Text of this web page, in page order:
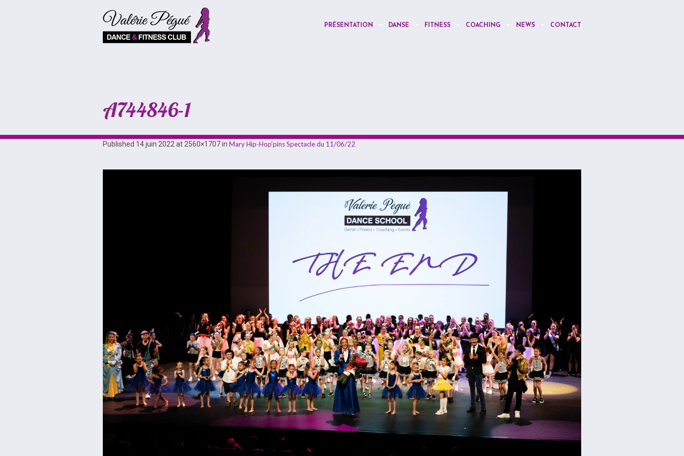
PRÉSENTATION DANSE FITNESS COACHING NEWS CONTACT
A744846-1
Published 14 juin 2022 at 2560×1707 in Mary Hip-Hop’pins Spectacle du 11/06/22